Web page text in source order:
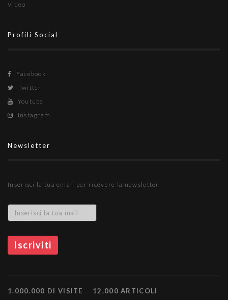
Video
Profili Social
Facebook
Twitter
Youtube
Instagram
Newsletter
Inserisci la tua email per ricevere la newsletter
1.000.000 DI VISITE 12.000 ARTICOLI